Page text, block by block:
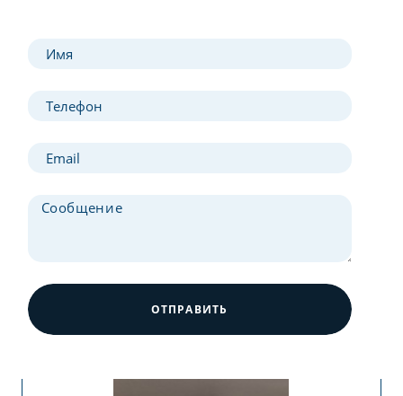
ОТПРАВИТЬ